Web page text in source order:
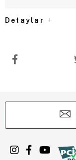
Detaylar